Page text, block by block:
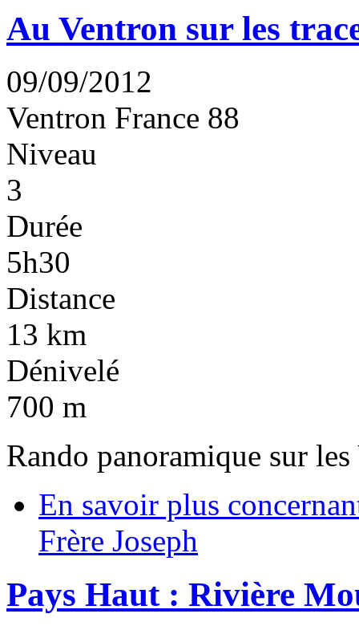
Au Ventron sur les
09/09/2012
Ventron France 88
Niveau
3
Durée
5h30
Distance
13 km
Dénivelé
700 m
Rando panoramique sur
En savoir plus
Frère Joseph
Pays Haut : Rivière